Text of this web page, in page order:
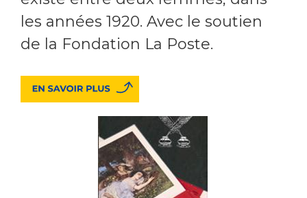
les années 1920. Avec le soutien
de la Fondation La Poste.